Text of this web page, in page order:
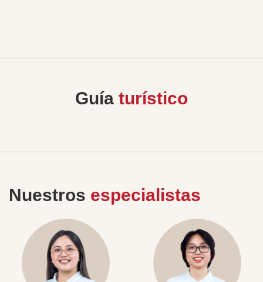
Guía turístico
Nuestros especialistas